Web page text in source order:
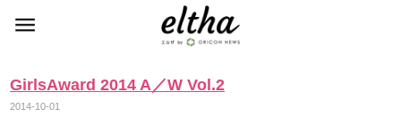
GirlsAward 2014 A／W Vol.2
2014-10-01